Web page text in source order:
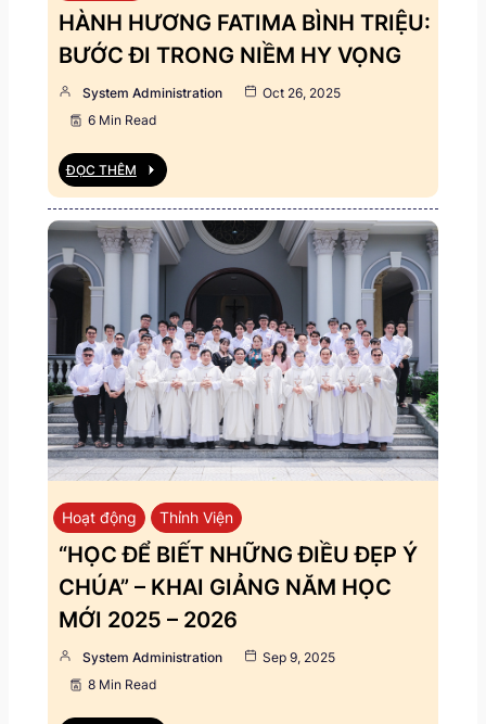
HÀNH HƯƠNG FATIMA BÌNH TRIỆU:
BƯỚC ĐI TRONG NIỀM HY VỌNG
System Administration
Oct 26, 2025
6 Min Read
ĐỌC THÊM
Hoạt động Thỉnh Viện
“HỌC ĐỂ BIẾT NHỮNG ĐIỀU ĐẸP Ý
CHÚA” – KHAI GIẢNG NĂM HỌC
MỚI 2025 – 2026
System Administration
Sep 9, 2025
8 Min Read